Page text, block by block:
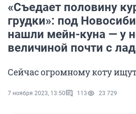
«Съедает половину
грудки»: под
нашли мейн-куна — у
величиной почти с
Сейчас огромному коту
7 ноября 2023, 13:50 113 23 729